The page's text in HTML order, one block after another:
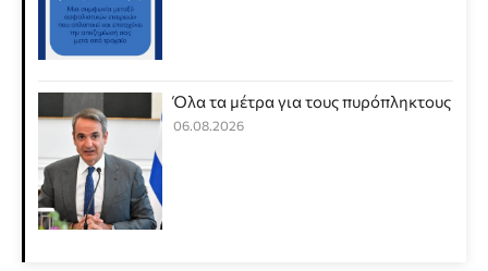
Όλα τα μέτρα για τους πυρόπληκτους
06.08.2026